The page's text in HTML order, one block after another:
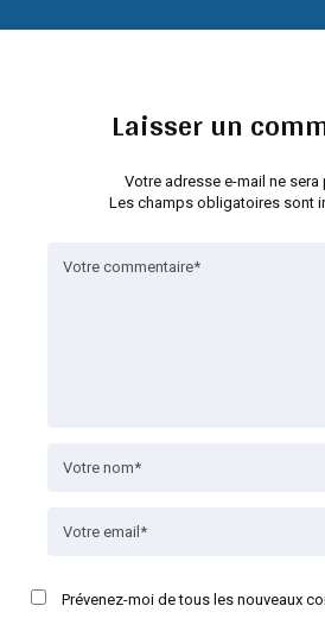
Laisser un
Votre adresse e-mail ne sera
Les champs obligatoires sont
Prévenez-moi de tous les nouveaux